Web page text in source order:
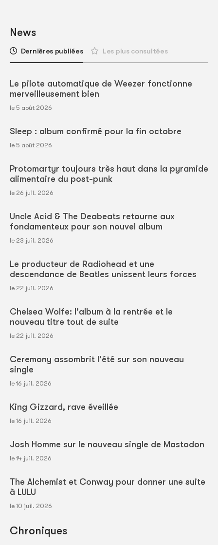
News
Dernières publiées Les plus consultées
Le pilote automatique de Weezer fonctionne
merveilleusement bien
le 5 août 2026
Sleep : album confirmé pour la fin octobre
le 5 août 2026
Protomartyr toujours très haut dans la pyramide
alimentaire du post-punk
le 26 juil. 2026
Uncle Acid & The Deabeats retourne aux
fondamenteux pour son nouvel album
le 23 juil. 2026
Le producteur de Radiohead et une
descendance de Beatles unissent leurs forces
le 22 juil. 2026
Chelsea Wolfe: l'album à la rentrée et le
nouveau titre tout de suite
le 22 juil. 2026
Ceremony assombrit l'été sur son nouveau
single
le 16 juil. 2026
King Gizzard, rave éveillée
le 16 juil. 2026
Josh Homme sur le nouveau single de Mastodon
le 14 juil. 2026
The Alchemist et Conway pour donner une suite
à LULU
le 10 juil. 2026
Chroniques